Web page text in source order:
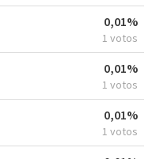
0,01%
1 votos
0,01%
1 votos
0,01%
1 votos